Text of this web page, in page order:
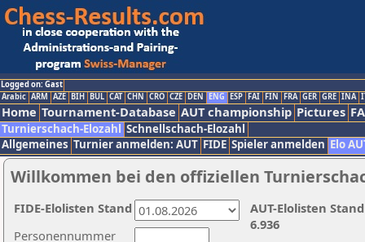
Logged on: Gast
Arabic ARM AZE BIH BUL CAT CHN CRO CZE DEN ENG ESP FAI FIN FRA GER GRE INA
Home Tournament-Database AUT championship Pictures
Turnierschach-Elozahl Schnellschach-Elozahl
Allgemeines Turnier anmelden: AUT FIDE Spieler anmelden Elo
Willkommen bei den offiziellen
Personennummer
AUT-Elolisten
6.936
FIDE-Elolisten Stand